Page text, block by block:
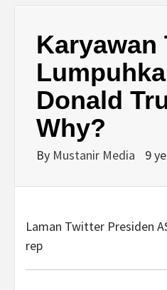
Karyawan
Donald
Why?
By Mustanir Media 9
Laman Twitter Presiden
rep